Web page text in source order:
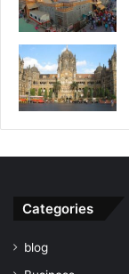
Categories
blog